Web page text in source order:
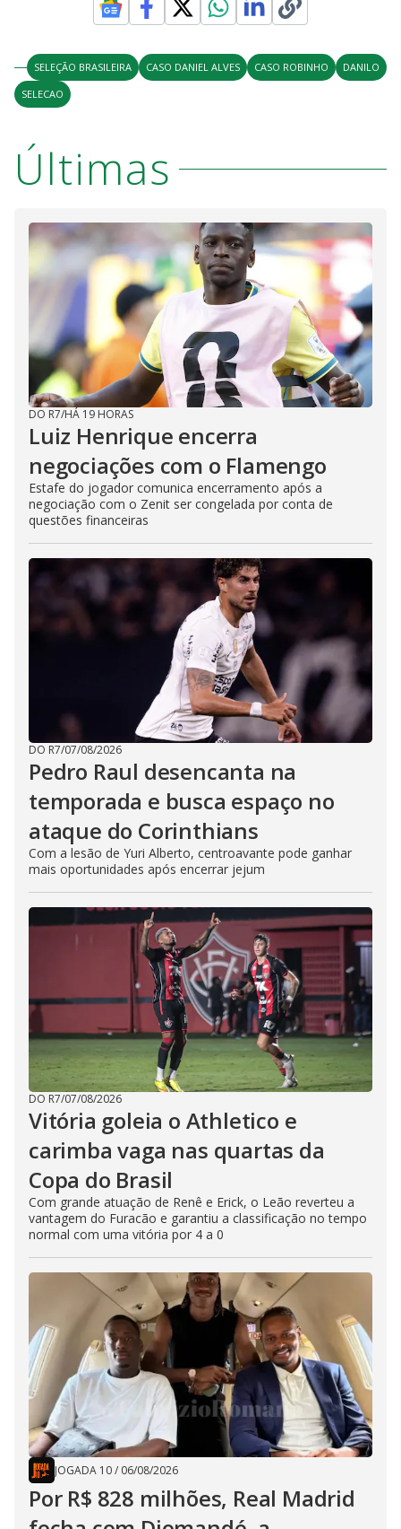
SELEÇÃO BRASILEIRA CASO DANIEL ALVES CASO ROBINHO
DANILO
SELECAO
Últimas
DO R7/HÁ 19 HORAS
Luiz Henrique encerra
negociações com o Flamengo
Estafe do jogador comunica encerramento após a
negociação com o Zenit ser congelada por conta de
questões financeiras
DO R7/07/08/2026
Pedro Raul desencanta na
temporada e busca espaço no
ataque do Corinthians
Com a lesão de Yuri Alberto, centroavante pode ganhar
mais oportunidades após encerrar jejum
DO R7/07/08/2026
Vitória goleia o Athletico e
carimba vaga nas quartas da
Copa do Brasil
Com grande atuação de Renê e Erick, o Leão reverteu a
vantagem do Furacão e garantiu a classificação no tempo
normal com uma vitória por 4 a 0
JOGADA 10/ 06/08/2026
Por R$ 828 milhões, Real Madrid